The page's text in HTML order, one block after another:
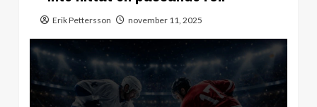
Erik Pettersson november 11, 2025